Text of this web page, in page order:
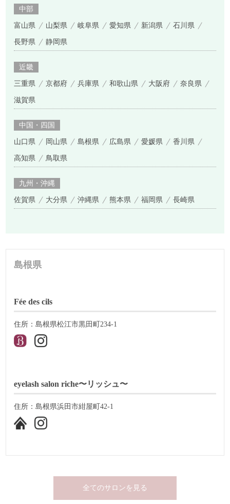
中部
富山県 山梨県 岐阜県 愛知県 新潟県 石川県
長野県 静岡県
近畿
三重県 京都府 兵庫県 和歌山県 大阪府 奈良県
滋賀県
中国・四国
山口県 岡山県 島根県 広島県 愛媛県 香川県
高知県 鳥取県
九州・沖縄
佐賀県 大分県 沖縄県 熊本県 福岡県 長崎県
島根県
Fée des cils
住所：島根県松江市黒田町234-1
eyelash salon riche〜リッシュ〜
住所：島根県浜田市紺屋町42-1
全てのサロンを見る